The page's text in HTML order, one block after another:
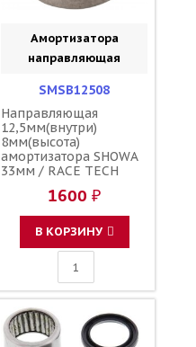
Амортизатора
направляющая
SMSB12508
Направляющая
12,5мм(внутри)
8мм(высота)
амортизатора SHOWA
33мм / RACE TECH
1600 ₽
В КОРЗИНУ